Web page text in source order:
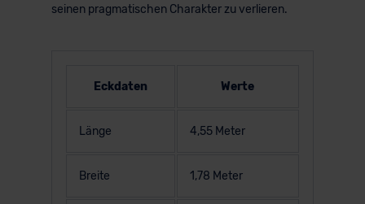
seinen pragmatischen Charakter zu verlieren.
Eckdaten Werte
Länge 4,55 Meter
Breite 1,78 Meter